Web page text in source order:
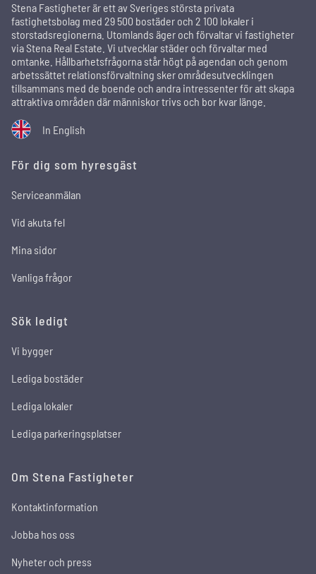
Stena Fastigheter är ett av Sveriges största privata
fastighetsbolag med 29 500 bostäder och 2 100 lokaler i
storstadsregionerna. Utomlands äger och förvaltar vi fastigheter
via Stena Real Estate. Vi utvecklar städer och förvaltar med
omtanke. Hållbarhetsfrågorna står högt på agendan och genom
arbetssättet relationsförvaltning sker områdesutvecklingen
tillsammans med de boende och andra intressenter för att skapa
attraktiva områden där människor trivs och bor kvar länge.
In English
För dig som hyresgäst
Serviceanmälan
Vid akuta fel
Mina sidor
Vanliga frågor
Sök ledigt
Vi bygger
Lediga bostäder
Lediga lokaler
Lediga parkeringsplatser
Om Stena Fastigheter
Kontaktinformation
Jobba hos oss
Nyheter och press